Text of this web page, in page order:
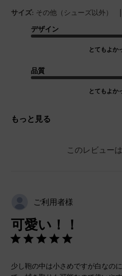
サイズ: その他（シューズ以外） |
デザイン
とてもよか
品質
とてもよか
もっと見る
このレビュー
ご利用者様
可愛い！！
少し鞄の中は小さめですが白なの